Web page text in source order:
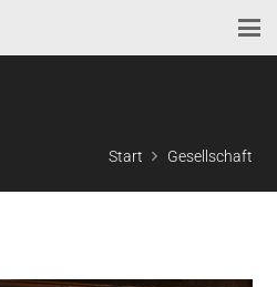
Start Gesellschaft